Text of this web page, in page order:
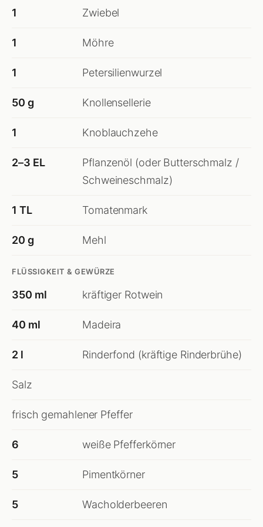
1 Zwiebel
1 Möhre
1 Petersilienwurzel
50 g Knollensellerie
1 Knoblauchzehe
2–3 EL
Pflanzenöl (oder Butterschmalz /
Schweineschmalz)
1 TL Tomatenmark
20 g Mehl
FLÜSSIGKEIT & GEWÜRZE
350 ml kräftiger Rotwein
40 ml Madeira
2 l Rinderfond (kräftige Rinderbrühe)
Salz
frisch gemahlener Pfeffer
6 weiße Pfefferkörner
5 Pimentkörner
5 Wacholderbeeren